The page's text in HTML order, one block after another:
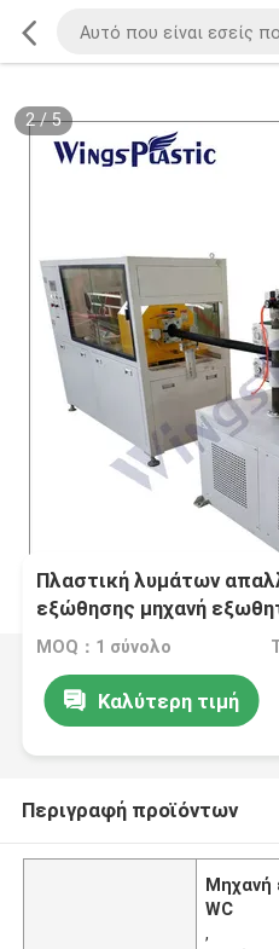
2/5
Πλαστική λυμάτων
εξώθησης μηχανή
γραμμών αυτόματη
MOQ：1 σύνολο
Καλύτερη τιμή
Περιγραφή προϊόντων
Μηχανή
WC
,